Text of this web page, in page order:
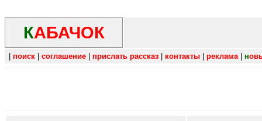
КАБАЧОК
поиск соглашение прислать рассказ контакты реклама| н